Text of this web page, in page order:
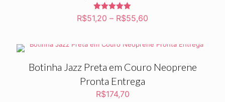
Avaliação
5.00
R$51,20 – R$55,60
Botinha Jazz Preta em Couro Neoprene
Pronta Entrega
R$174,70